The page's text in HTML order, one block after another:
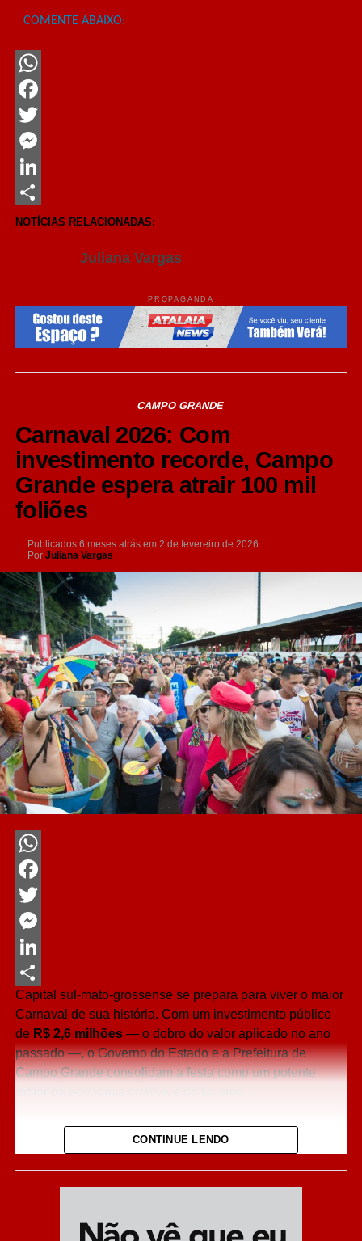
COMENTE ABAIXO:
WhatsApp
Facebook
Twitter
Messenger
LinkedIn
Share
NOTÍCIAS RELACIONADAS:
Juliana Vargas
PROPAGANDA
CAMPO GRANDE
Carnaval 2026: Com
investimento recorde, Campo
Grande espera atrair 100 mil
foliões
Publicados 6 meses atrás em 2 de fevereiro de 2026
Por Juliana Vargas
WhatsApp
Facebook
Twitter
Messenger
LinkedIn
Share
Capital sul-mato-grossense se prepara para viver o maior
Carnaval de sua história. Com um investimento público
de R$ 2,6 milhões— o dobro do valor aplicado no ano
passado —, o Governo do Estado e a Prefeitura de
Campo Grande consolidam a festa como um potente
A expectativa é que mais de100 mil pessoaspassem
pelos blocos de rua e pela passarela do samba na Praça
Economia e Cultura
CONTINUE LENDO